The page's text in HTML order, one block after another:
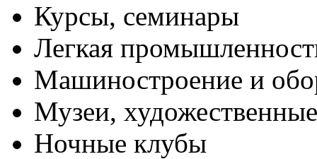
Курсы, семинары
Легкая
Машиностроение и
Музеи,
Ночные клубы